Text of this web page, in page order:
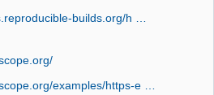
builds.org/h …
examples/https-e …